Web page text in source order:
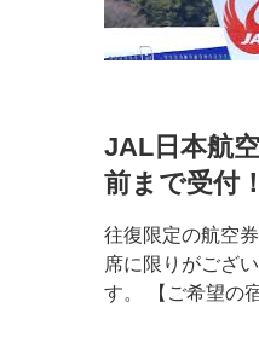
JAL日本航
前まで受付
往復限定の航空
席に限りがござ
す。 【ご希望の